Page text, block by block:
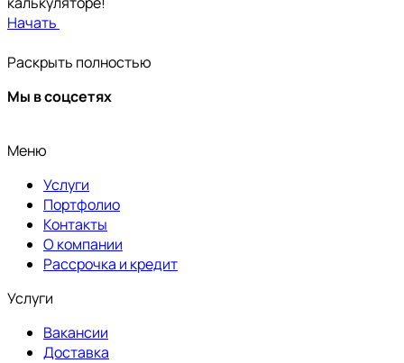
Начать
Раскрыть полностью
Мы в соцсетях
Меню
Услуги
Портфолио
Контакты
О компании
Рассрочка и кредит
Услуги
Вакансии
Доставка